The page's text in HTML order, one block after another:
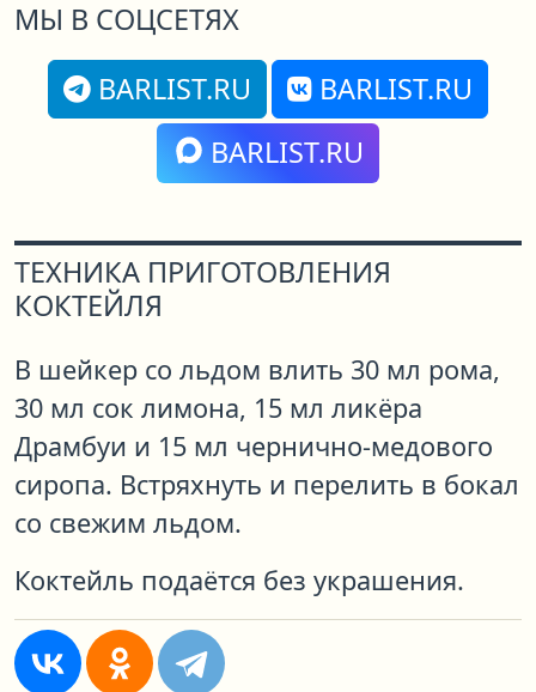
МЫ В СОЦСЕТЯХ
BARLIST.RU
BARLIST.RU
BARLIST.RU
ТЕХНИКА ПРИГОТОВЛЕНИЯ
КОКТЕЙЛЯ
В шейкер со льдом влить 30 мл рома,
30 мл сок лимона, 15 мл ликёра
Драмбуи и 15 мл чернично-медового
сиропа. Встряхнуть и перелить в бокал
со свежим льдом.
Коктейль подаётся без украшения.